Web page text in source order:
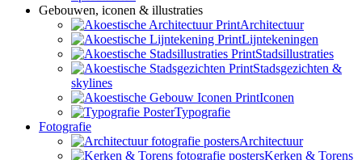
Gebouwen, iconen & illustraties
Architectuur
Lijntekeningen
Stadsillustraties
Stadsgezichten &
skylines
Iconen
Typografie
Fotografie
Architectuur
Kerken & Torens